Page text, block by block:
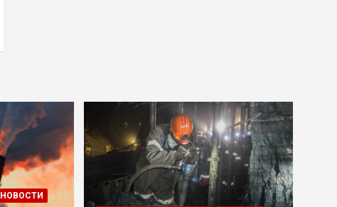
НОВОСТИ